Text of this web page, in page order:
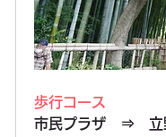
歩行コース
市民プラザ　⇒　